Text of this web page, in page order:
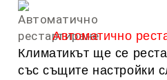
Автоматично
Климатикът ще се
със същите настройки